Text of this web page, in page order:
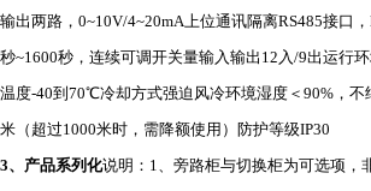
输出两路，0~10V/4~20mA上位通讯隔离RS485接口
秒~1600秒，连续可调开关量输入输出12入/9出运行
温度-40到70℃冷却方式强迫风冷环境湿度＜90%，不
米（超过1000米时，需降额使用）防护等级IP30
3、产品系列化说明：1、旁路柜与切换柜为可选项，